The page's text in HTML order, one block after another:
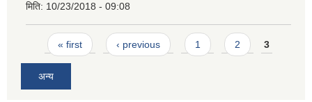
मिति: 10/23/2018 - 09:08
Pages
« first ‹ previous 1 2 3
अन्य